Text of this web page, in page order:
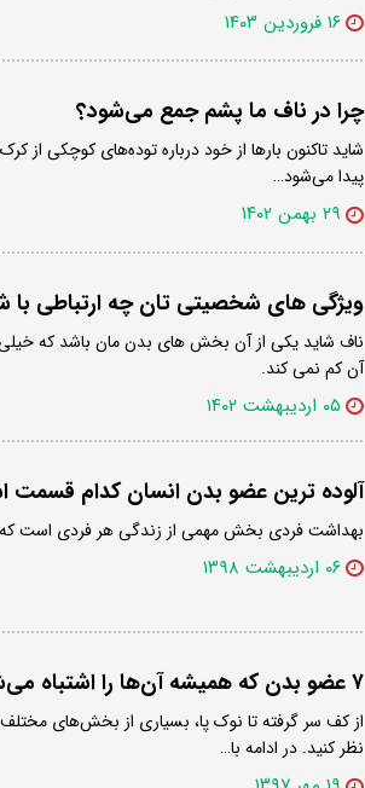
۱۶ فروردین ۱۴۰۳
چرا در ناف ما پشم جمع می‌شود؟
شاید تاکنون بارها از خود درباره توده‌های کوچکی از
پیدا می‌شود…
۲۹ بهمن ۱۴۰۲
ویژگی های شخصیتی تان چه ارتباطی
ناف شاید یکی از آن بخش های بدن مان باشد که
آن کم نمی کند.
۰۵ اردیبهشت ۱۴۰۲
آلوده ترین عضو بدن انسان کدام
بهداشت فردی بخش مهمی از زندگی هر فردی است که
۰۶ اردیبهشت ۱۳۹۸
۷ عضو بدن که همیشه آن‌ها را اشتباه می‌شویید؛ از گوش تا ناف
از کف سر گرفته تا نوک پا، بسیاری از بخش‌های
نظر کنید. در ادامه با…